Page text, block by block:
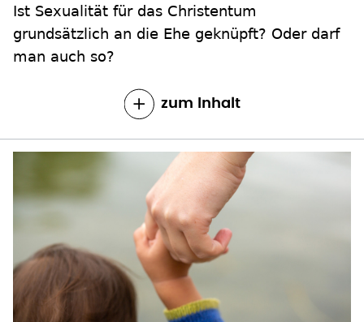
Ist Sexualität für das Christentum
grundsätzlich an die Ehe geknüpft? Oder darf
man auch so?
zum Inhalt